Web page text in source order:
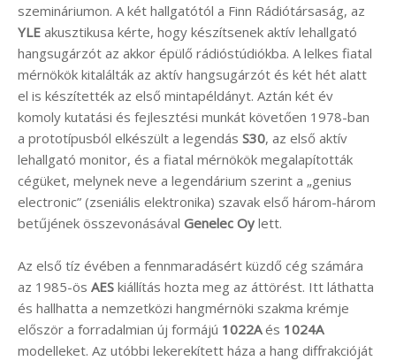
szemináriumon. A két hallgatótól a Finn Rádiótársaság, az
YLE akusztikusa kérte, hogy készítsenek aktív lehallgató
hangsugárzót az akkor épülő rádióstúdiókba. A lelkes fiatal
mérnökök kitalálták az aktív hangsugárzót és két hét alatt
el is készítették az első mintapéldányt. Aztán két év
komoly kutatási és fejlesztési munkát követően 1978-ban
a prototípusból elkészült a legendás S30, az első aktív
lehallgató monitor, és a fiatal mérnökök megalapították
cégüket, melynek neve a legendárium szerint a „genius
electronic” (zseniális elektronika) szavak első három-három
betűjének összevonásával Genelec Oy lett.
Az első tíz évében a fennmaradásért küzdő cég számára
az 1985-ös AES kiállítás hozta meg az áttörést. Itt láthatta
és hallhatta a nemzetközi hangmérnöki szakma krémje
először a forradalmian új formájú 1022Aés 1024A
modelleket. Az utóbbi lekerekített háza a hang diffrakcióját